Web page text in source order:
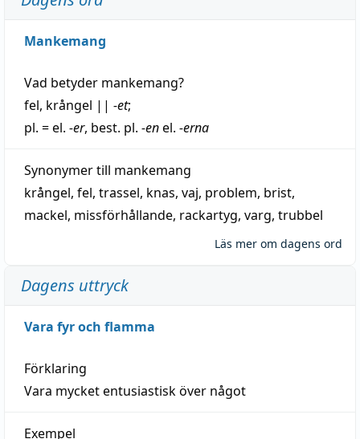
Mankemang
Vad betyder mankemang?
fel, krångel || -et;
pl. = el. -er, best. pl. -enel. -erna
Synonymer till mankemang
krångel, fel, trassel, knas, vaj, problem, brist,
mackel, missförhållande, rackartyg, varg, trubbel
Läs mer om dagens ord
Dagens uttryck
Vara fyr och flamma
Förklaring
Vara mycket entusiastisk över något
Exempel